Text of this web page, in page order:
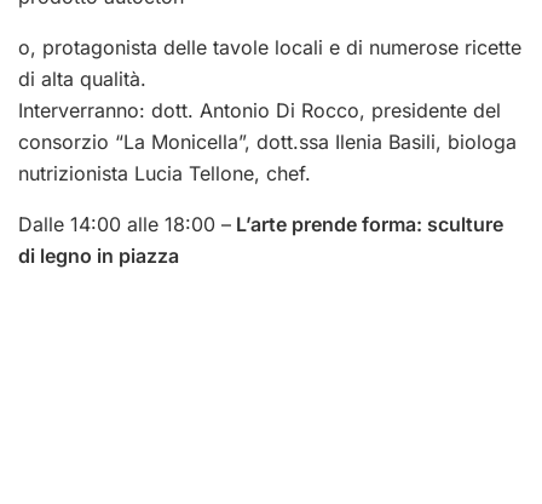
o, protagonista delle tavole locali e di numerose ricette
di alta qualità.
Interverranno: dott. Antonio Di Rocco, presidente del
consorzio “La Monicella”, dott.ssa Ilenia Basili, biologa
nutrizionista Lucia Tellone, chef.
Dalle 14:00 alle 18:00 – L’arte prende forma: sculture
di legno in piazza